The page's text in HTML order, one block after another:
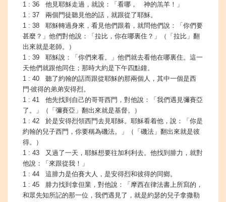
1 : 36 他見耶穌走過，就說：「看哪， 神的羔羊！」
1 : 37 兩個門徒聽見他的話，就跟從了耶穌。
1 : 38 耶穌轉過身來，看見他們跟着，就問他們說：「你們要
甚麼？」他們對他說：「拉比，你在哪裏住？」（「拉比」翻
出來就是老師。）
1 : 39 耶穌說：「你們來看。」他們就去看他在哪裏住。這一
天他們就跟他同住；那時大約是下午四點鐘。
1 : 40 聽了約翰的話而跟從耶穌的那兩個人，其中一個是西
門‧彼得的弟弟安得烈。
1 : 41 他先找到自己的哥哥西門，對他說：「我們遇見彌賽亞
了。」（「彌賽亞」翻出來就是基督。）
1 : 42 於是安得烈領西門去見耶穌。耶穌看着他，說：「你是
約翰的兒子西門，你要稱為磯法。」（「磯法」翻出來就是彼
得。）
1 : 43 又過了一天，耶穌想要往加利利去。他找到腓力，就對
他說：「來跟從我！」
1 : 44 這腓力是伯賽大人，是安得烈和彼得的同鄉。
1 : 45 腓力找到拿但業，對他說：「摩西在律法書上所寫的，
和眾先知所記的那一位，我們遇見了，就是約瑟的兒子拿撒勒